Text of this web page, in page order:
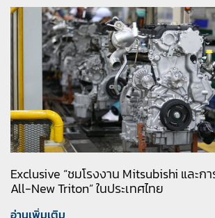
Exclusive “ชมโรงงาน Mitsubishi และ
All-New Triton” ในประเทศไทย
อ่านเพิ่มเติม